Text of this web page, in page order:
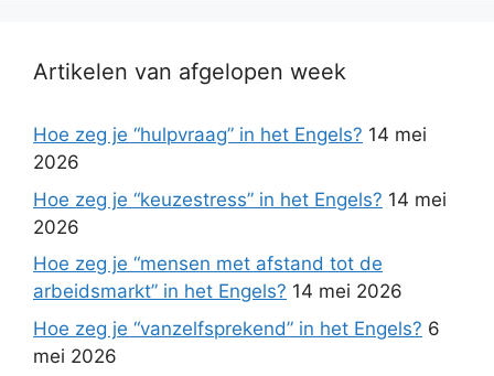
Artikelen van afgelopen week
Hoe zeg je “hulpvraag” in het Engels? 14 mei
2026
Hoe zeg je “keuzestress” in het Engels? 14 mei
2026
Hoe zeg je “mensen met afstand tot de
arbeidsmarkt” in het Engels? 14 mei 2026
Hoe zeg je “vanzelfsprekend” in het Engels? 6
mei 2026